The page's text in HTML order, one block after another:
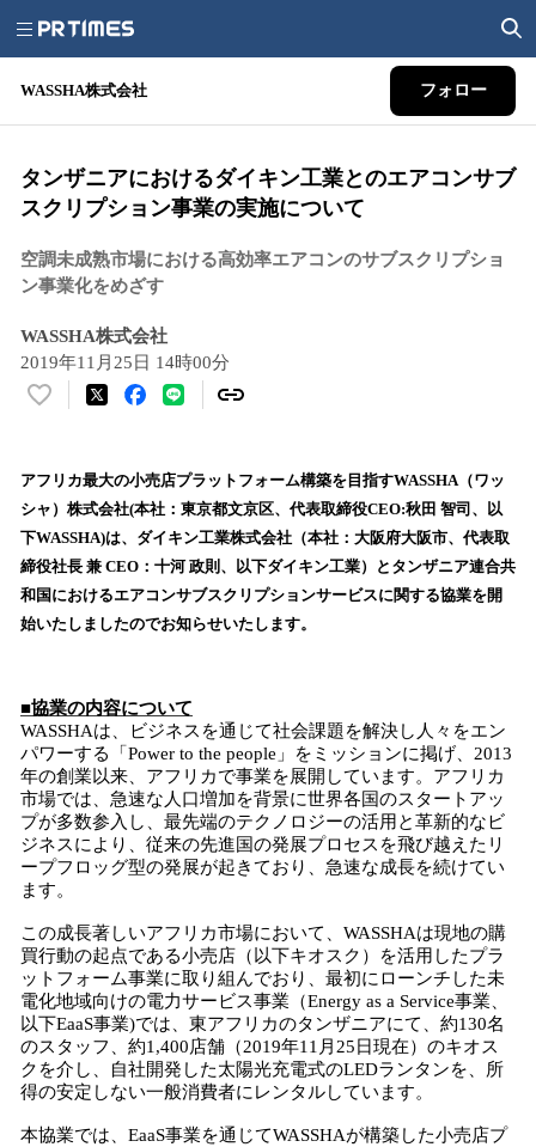
WASSHA株式会社 フォロー
タンザニアにおけるダイキン工業とのエアコンサブ
スクリプション事業の実施について
空調未成熟市場における高効率エアコンのサブスクリプショ
ン事業化をめざす
WASSHA株式会社
2019年11月25日 14時00分
い
！
数
を
読
込
み
す
アフリカ最大の小売店プラットフォーム構築を目指すWASSHA（ワッ
シャ）株式会社(本社：東京都文京区、代表取締役CEO:秋田 智司、以
下WASSHA)は、ダイキン工業株式会社（本社：大阪府大阪市、代表取
締役社長 兼 CEO：十河 政則、以下ダイキン工業）とタンザニア連合共
和国におけるエアコンサブスクリプションサービスに関する協業を開
始いたしましたのでお知らせいたします。
■協業の内容について
WASSHAは、ビジネスを通じて社会課題を解決し人々をエン
パワーする「Power to the people」をミッションに掲げ、2013
年の創業以来、アフリカで事業を展開しています。アフリカ
市場では、急速な人口増加を背景に世界各国のスタートアッ
プが多数参入し、最先端のテクノロジーの活用と革新的なビ
ジネスにより、従来の先進国の発展プロセスを飛び越えたリ
ープフロッグ型の発展が起きており、急速な成長を続けてい
ます。
この成長著しいアフリカ市場において、WASSHAは現地の購
買行動の起点である小売店（以下キオスク）を活用したプラ
ットフォーム事業に取り組んでおり、最初にローンチした未
電化地域向けの電力サービス事業（Energy as a Service事業、
以下EaaS事業)では、東アフリカのタンザニアにて、約130名
のスタッフ、約1,400店舗（2019年11月25日現在）のキオス
クを介し、自社開発した太陽光充電式のLEDランタンを、所
得の安定しない一般消費者にレンタルしています。
本協業では、EaaS事業を通じてWASSHAが構築した小売店プ